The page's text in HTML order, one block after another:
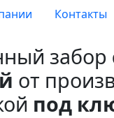
Контакты
забор
от
под